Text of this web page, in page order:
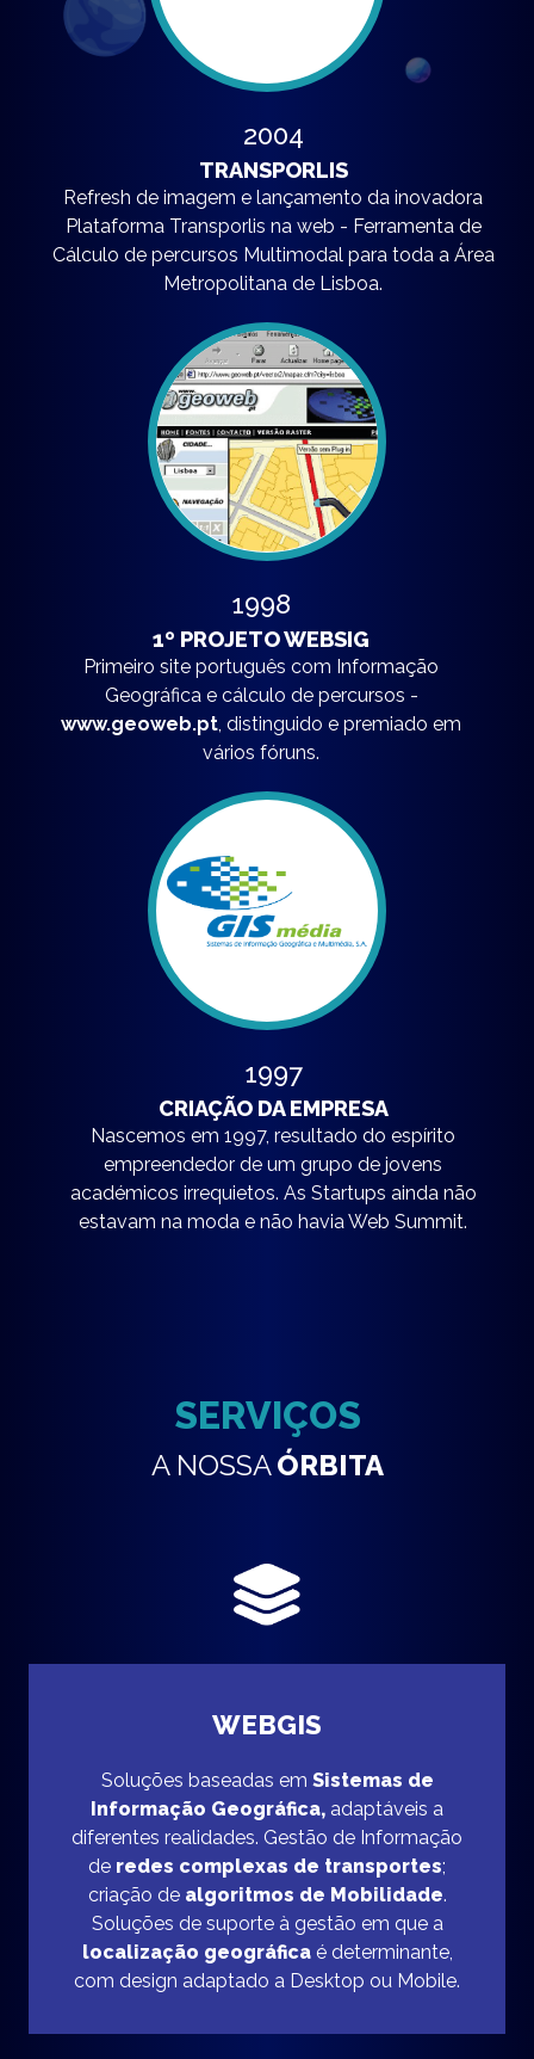
2004
TRANSPORLIS
Refresh de imagem e lançamento da inovadora
Plataforma Transporlis na web - Ferramenta de
Cálculo de percursos Multimodal para toda a Área
Metropolitana de Lisboa.
1998
1º PROJETO WEBSIG
Primeiro site português com Informação
Geográfica e cálculo de percursos -
www.geoweb.pt, distinguido e premiado em
vários fóruns.
1997
CRIAÇÃO DA EMPRESA
Nascemos em 1997, resultado do espírito
empreendedor de um grupo de jovens
académicos irrequietos. As Startups ainda não
estavam na moda e não havia Web Summit.
SERVIÇOS
A NOSSAÓRBITA
WEBGIS
Soluções baseadas em Sistemas de
Informação Geográfica, adaptáveis a
diferentes realidades. Gestão de Informação
de redes complexas de transportes;
criação de algoritmos de Mobilidade.
Soluções de suporte à gestão em que a
localização geográficaé determinante,
com design adaptado a Desktop ou Mobile.